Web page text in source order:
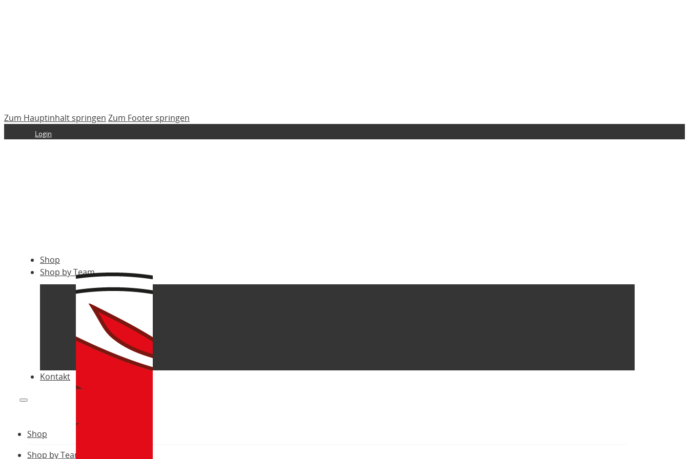
Zum Hauptinhalt springen Zum Footer springen
Login
Shop
Shop by Team
Alle Vereine
ASK Bad Fischau-Brunn Fanshop
BRG Gröhrmühlgasse Fanshop
NSG Steinfeld Fanshop
SC Lichtenwörth Fanshop
SG Bucklige Welt Fanshop
VCU Wiener Neustadt Fanshop
Kontakt
Shop
Shop by Team